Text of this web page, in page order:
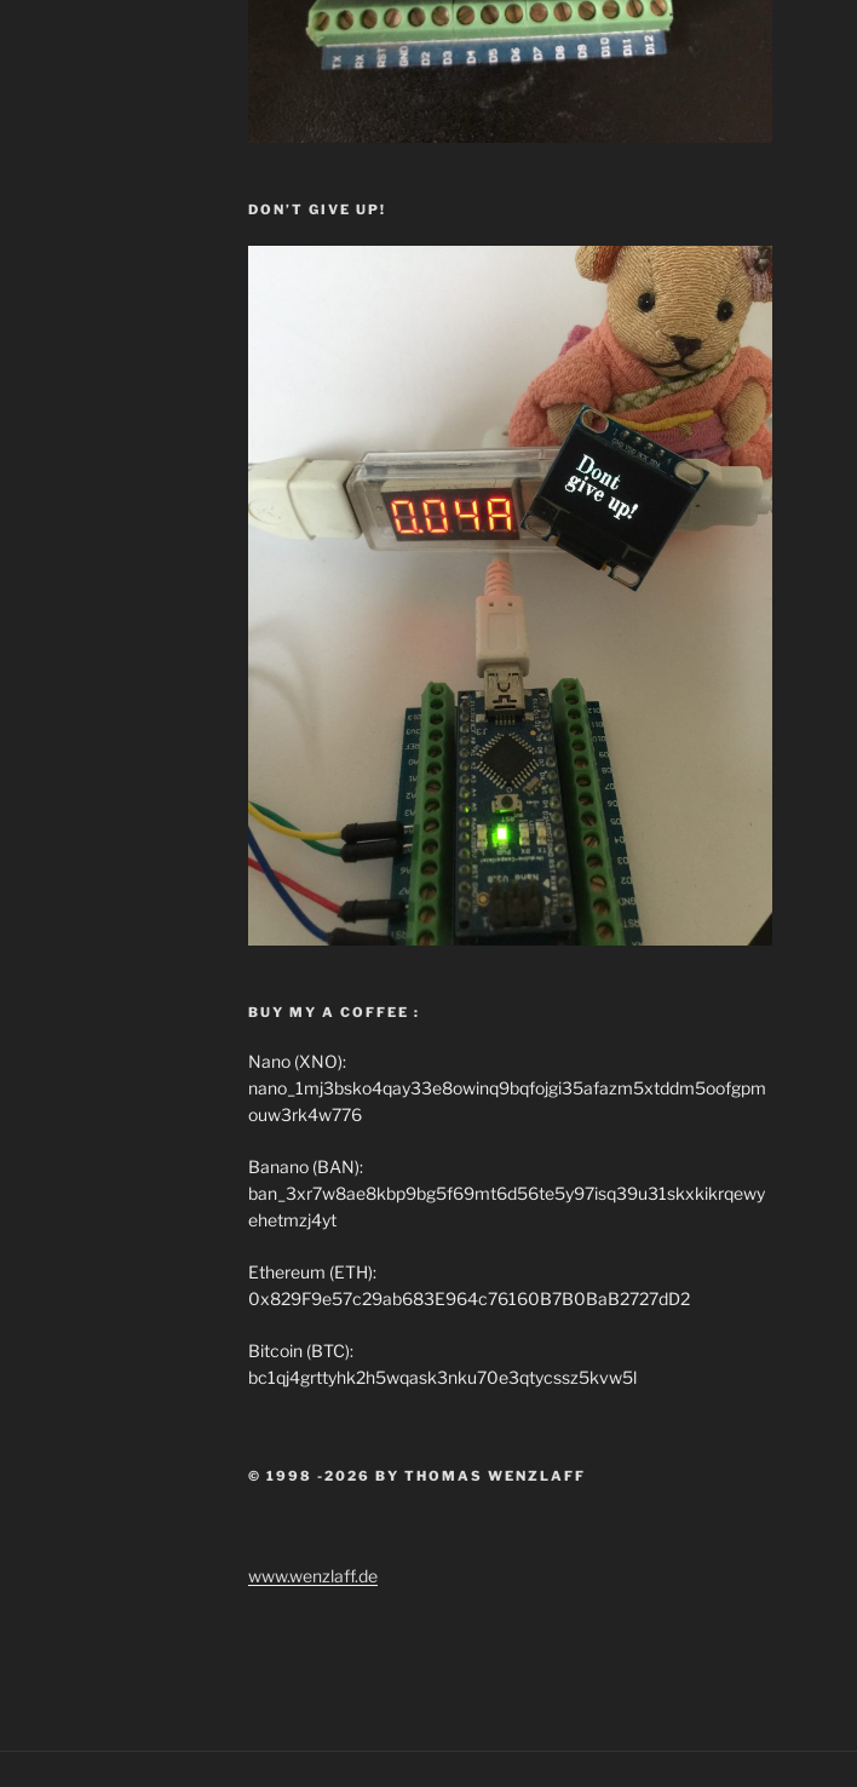
DON’T GIVE UP!
BUY MY A COFFEE :
Nano (XNO):
nano_1mj3bsko4qay33e8owinq9bqfojgi35afazm5xtddm5oofgpm
ouw3rk4w776
Banano (BAN):
ban_3xr7w8ae8kbp9bg5f69mt6d56te5y97isq39u31skxkikrqewy
ehetmzj4yt
Ethereum (ETH):
0x829F9e57c29ab683E964c76160B7B0BaB2727dD2
Bitcoin (BTC):
bc1qj4grttyhk2h5wqask3nku70e3qtycssz5kvw5l
© 1998 -2026 BY THOMAS WENZLAFF
www.wenzlaff.de